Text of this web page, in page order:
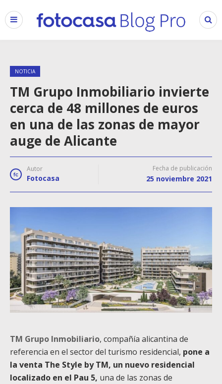
NOTICIA
TM Grupo Inmobiliario invierte
cerca de 48 millones de euros
en una de las zonas de mayor
auge de Alicante
Autor
Fotocasa
Fecha de publicación
25 noviembre 2021
TM Grupo Inmobiliario, compañía alicantina de
referencia en el sector del turismo residencial, pone a
la venta The Style by TM, un nuevo residencial
localizado en el Pau 5, una de las zonas de